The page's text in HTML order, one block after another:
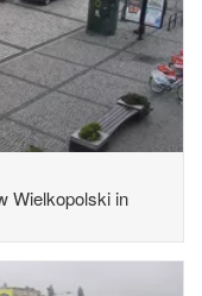
Wielkopolski in